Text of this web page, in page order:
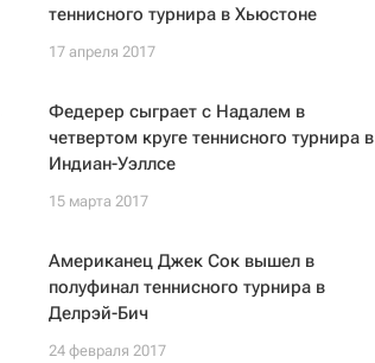
теннисного турнира в Хьюстоне
17 апреля 2017
Федерер сыграет с Надалем в
четвертом круге теннисного турнира в
Индиан-Уэллсе
15 марта 2017
Американец Джек Сок вышел в
полуфинал теннисного турнира в
Делрэй-Бич
24 февраля 2017